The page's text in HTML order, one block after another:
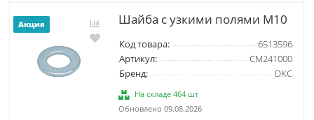
Акция Шайба с узкими полями М10
Код товара:
6513596
Артикул:
CM241000
Бренд:
DKC
На складе 464 шт
Обновлено 09.08.2026